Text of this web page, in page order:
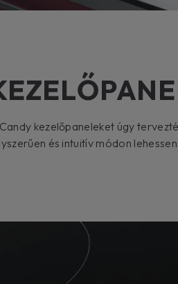
kezelőpaneleket úgy
és intuitív módon